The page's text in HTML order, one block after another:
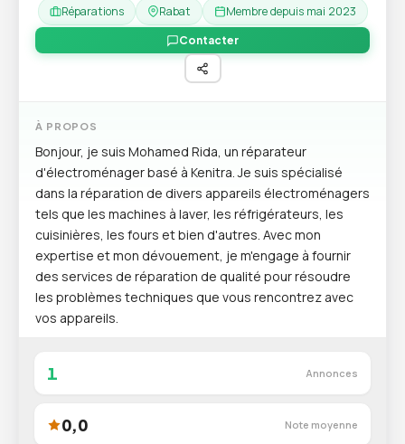
Réparations Rabat Membre depuis mai 2023
Contacter
À PROPOS
Bonjour, je suis Mohamed Rida, un réparateur
d'électroménager basé à Kenitra. Je suis spécialisé
dans la réparation de divers appareils électroménagers
tels que les machines à laver, les réfrigérateurs, les
cuisinières, les fours et bien d'autres. Avec mon
expertise et mon dévouement, je m'engage à fournir
des services de réparation de qualité pour résoudre
les problèmes techniques que vous rencontrez avec
vos appareils.
1 Annonces
0,0 Note moyenne